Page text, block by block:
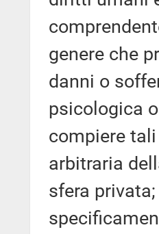
genere che
danni o
psicologica
compiere
arbitraria
sfera